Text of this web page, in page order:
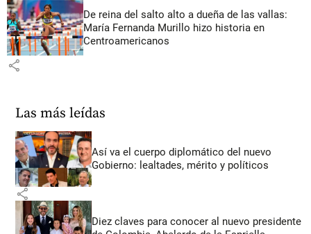
De reina del salto alto a dueña de las vallas:
María Fernanda Murillo hizo historia en
Centroamericanos
share
Las más leídas
Así va el cuerpo diplomático del nuevo
Gobierno: lealtades, mérito y políticos
share
Diez claves para conocer al nuevo presidente